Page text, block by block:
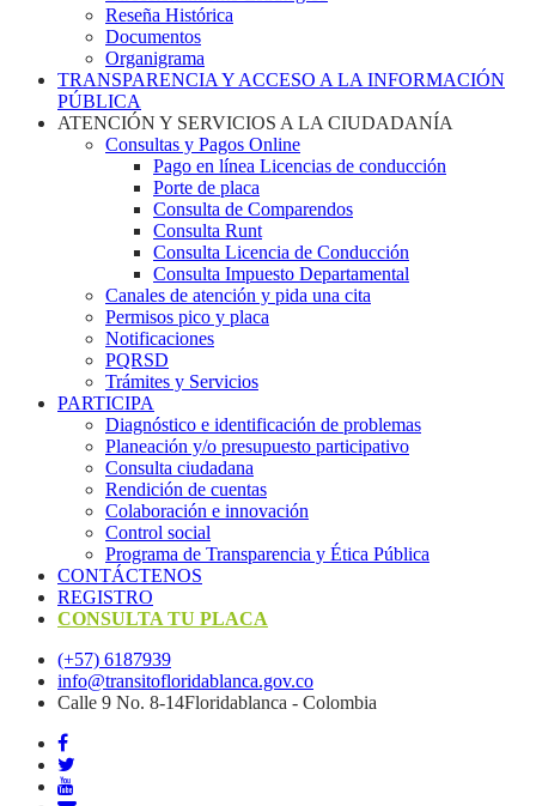
Reseña Histórica
Documentos
Organigrama
TRANSPARENCIA Y ACCESO A LA INFORMACIÓN
PÚBLICA
ATENCIÓN Y SERVICIOS A LA CIUDADANÍA
Consultas y Pagos Online
Pago en línea Licencias de conducción
Porte de placa
Consulta de Comparendos
Consulta Runt
Consulta Licencia de Conducción
Consulta Impuesto Departamental
Canales de atención y pida una cita
Permisos pico y placa
Notificaciones
PQRSD
Trámites y Servicios
PARTICIPA
Diagnóstico e identificación de problemas
Planeación y/o presupuesto participativo​
Consulta ciudadana
Rendición de cuentas
Colaboración e innovación
Control social
Programa de Transparencia y Ética Pública
CONTÁCTENOS
REGISTRO
CONSULTA TU PLACA
(+57) 6187939
info@transitofloridablanca.gov.co
Calle 9 No. 8-14Floridablanca - Colombia